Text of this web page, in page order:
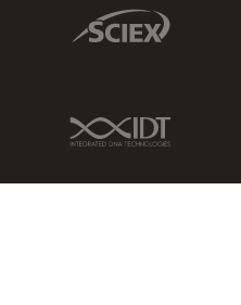
Sciex Link
IDT Link